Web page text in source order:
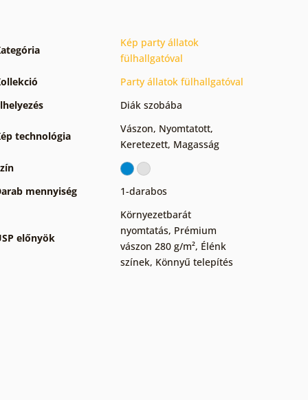
Kép party állatok
fülhallgatóval
Party állatok fülhallgatóval
Diák szobába
technológia
Vászon, Nyomtatott,
Keretezett, Magasság
mennyiség
1-darabos
előnyök
Környezetbarát
nyomtatás, Prémium
vászon 280 g/m², Élénk
színek, Könnyű telepítés